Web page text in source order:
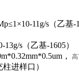
≤1 ×10-11g/s （乙基-
13g/s （乙基-1605）
，
进样口）